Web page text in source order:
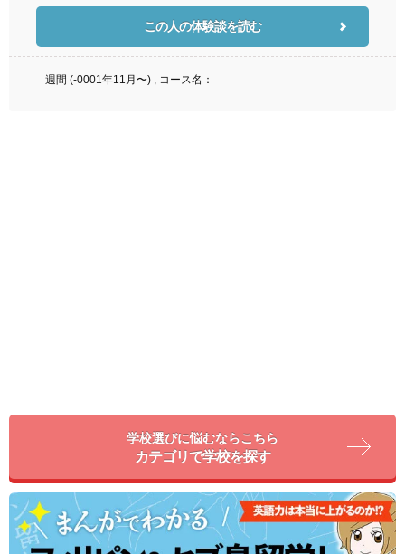
この人の体験談を読む
週間 (-0001年11月〜) , コース名：
学校選びに悩むならこちら
カテゴリで学校を探す